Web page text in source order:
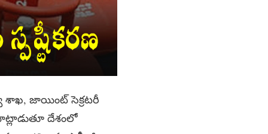
శాఖ, జాయింట్ సెక్రటరీ
దేశంలో